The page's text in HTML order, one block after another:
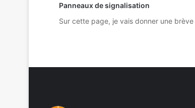
Panneaux de signalisation
Sur cette page, je vais donner une